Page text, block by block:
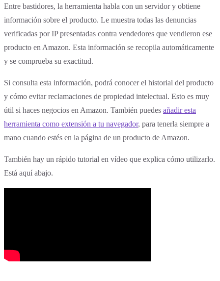
Entre bastidores, la herramienta habla con un servidor y obtiene
información sobre el producto. Le muestra todas las denuncias
verificadas por IP presentadas contra vendedores que vendieron ese
producto en Amazon. Esta información se recopila automáticamente
y se comprueba su exactitud.
Si consulta esta información, podrá conocer el historial del producto
y cómo evitar reclamaciones de propiedad intelectual. Esto es muy
útil si haces negocios en Amazon. También puedes añadir esta
herramienta como extensión a tu navegador, para tenerla siempre a
mano cuando estés en la página de un producto de Amazon.
También hay un rápido tutorial en vídeo que explica cómo utilizarlo.
Está aquí abajo.